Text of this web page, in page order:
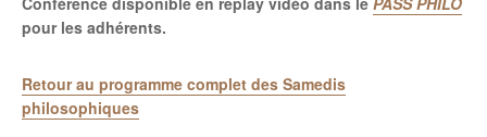
pour les adhérents.
Retour au programme complet des Samedis
philosophiques